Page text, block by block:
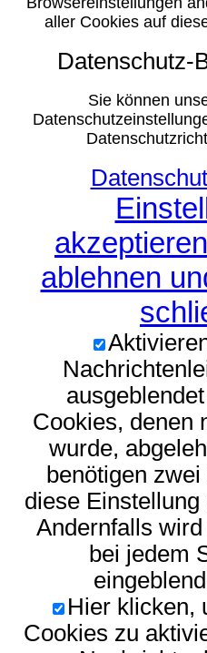
aller Cookies auf
Datenschutz-
Sie können
akzeptieren
ablehnen
Cookies, denen
wurde,
benötigen
diese
Andernfalls
bei jedem
Hier klicken,
Cookies zu